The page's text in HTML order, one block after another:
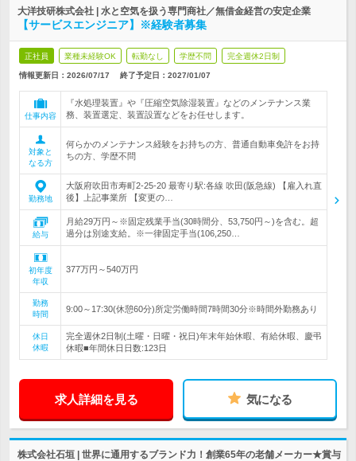
大洋技研株式会社 | 水と空気を扱う専門商社／無借金経営の安定企業
【サービスエンジニア】※経験者募集
正社員 業種未経験OK 転勤なし 学歴不問 完全週休2日制
情報更新日：2026/07/17 終了予定日： 2027/01/07
仕事内容
『水処理装置』や『圧縮空気除湿装置』などのメンテナンス業
務、装置選定、装置設置などをお任せします。
対象と
なる方
何らかのメンテナンス経験をお持ちの方、普通自動車免許をお持
ちの方、学歴不問
勤務地
大阪府吹田市寿町2-25-20 最寄り駅:各線 吹田(阪急線) 【雇入れ直
後】上記事業所 【変更の…
給与
月給29万円～※固定残業手当(30時間分、53,750円～)を含む。超
過分は別途支給。※一律固定手当(106,250…
初年度
年収
377万円～540万円
勤務
時間
9:00～17:30(休憩60分)所定労働時間7時間30分※時間外勤務あり
休日
休暇
完全週休2日制(土曜・日曜・祝日)年末年始休暇、有給休暇、慶弔
休暇■年間休日日数:123日
求人詳細を見る 気になる
株式会社石垣 | 世界に通用するブランド力！創業65年の老舗メーカー★賞与